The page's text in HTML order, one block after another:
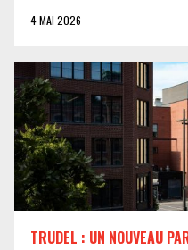
4 MAI 2026
TRUDEL : UN NOUVEAU